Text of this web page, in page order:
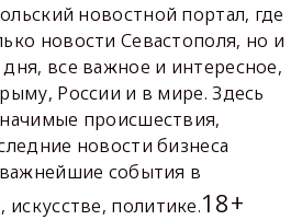
новостной портал, где
новости Севастополя, но и
все важное и интересное,
России и в мире. Здесь
происшествия,
новости бизнеса
события в
политике.18+